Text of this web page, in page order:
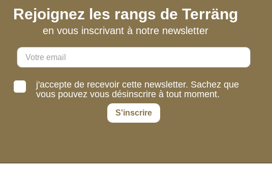
Rejoignez les rangs de Terräng
en vous inscrivant à notre newsletter
j'accepte de recevoir cette newsletter. Sachez que
vous pouvez vous désinscrire à tout moment.
S'inscrire